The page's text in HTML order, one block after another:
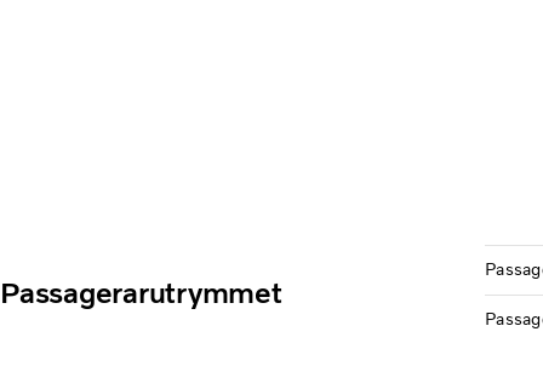
Passagerarutrymmet